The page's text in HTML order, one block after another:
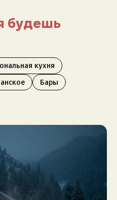
будешь
кухня
Бары